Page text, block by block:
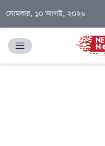
সোমবার, ১০ আগস্ট, ২০২৬